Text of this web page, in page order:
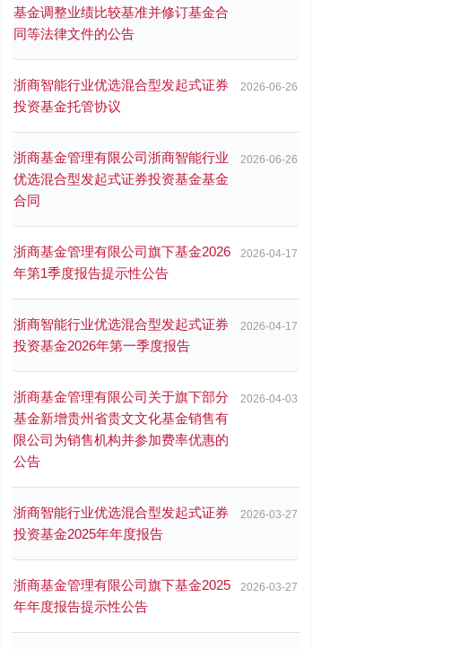
基金调整业绩比较基准并修订基金合
同等法律文件的公告
浙商智能行业优选混合型发起式证券
投资基金托管协议
2026-06-26
浙商基金管理有限公司浙商智能行业
优选混合型发起式证券投资基金基金
合同
2026-06-26
浙商基金管理有限公司旗下基金2026
年第1季度报告提示性公告
2026-04-17
浙商智能行业优选混合型发起式证券
投资基金2026年第一季度报告
2026-04-17
浙商基金管理有限公司关于旗下部分
基金新增贵州省贵文文化基金销售有
限公司为销售机构并参加费率优惠的
公告
2026-04-03
浙商智能行业优选混合型发起式证券
投资基金2025年年度报告
2026-03-27
浙商基金管理有限公司旗下基金2025
年年度报告提示性公告
2026-03-27